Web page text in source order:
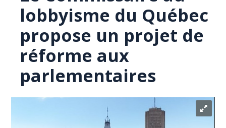
lobbyisme du Québec
propose un projet de
réforme aux
parlementaires